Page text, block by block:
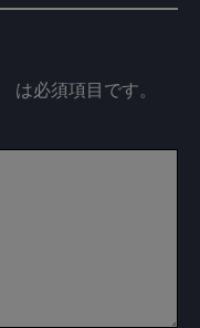
は必須項目です。